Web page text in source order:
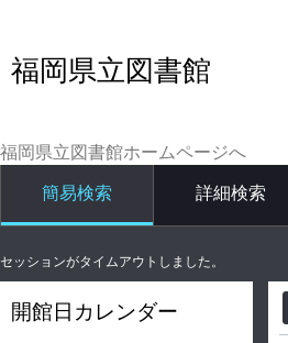
福岡県立図書館
福岡県立図書館ホームページへ
簡易検索 詳細検索
セッションがタイムアウトしました。
開館日カレンダー